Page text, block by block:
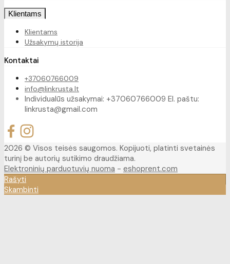
Klientams
Klientams
Užsakymų istorija
Kontaktai
+37060766009
info@linkrusta.lt
Individualūs užsakymai: +37060766009 El. paštu:
linkrusta@gmail.com
2026 © Visos teisės saugomos. Kopijuoti, platinti svetainės
turinį be autorių sutikimo draudžiama.
Elektroninių parduotuvių nuoma - eshoprent.com
Rašyti
Skambinti